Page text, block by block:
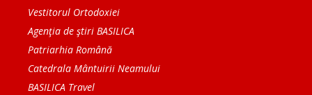
Vestitorul Ortodoxiei
Agenţia de ştiri BASILICA
Patriarhia Română
Catedrala Mântuirii Neamului
BASILICA Travel